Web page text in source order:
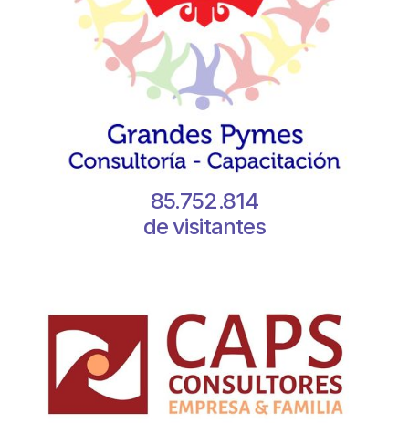
85.752.814
de visitantes